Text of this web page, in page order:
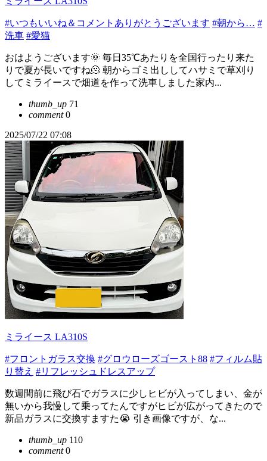
#いつもいいね＆コメントありがとうございます #朝から… #
洗車 #愛猫
おはようございます🌞 毎日35℃あたりを全国行ったり来た
りで夏が長いですね🫠 朝からゴミ出ししてハサミで草刈り
してミライースで畑道を作って洗車しました家内...
thumb_up 71
comment0
2025/07/22 07:08
ミライース LA310S
#フロントガラス交換 #グロウローズゴースト88 #フィルム貼
り替え #リフレッシュドレスアップ
数週間前に飛び石でガラスに少しヒビが入ってしまい、金が
無いから我慢して乗ってたんですがヒビが広がってきたので
新品ガラスに交換すますた😭 引き画像ですが、な...
thumb_up 110
comment0